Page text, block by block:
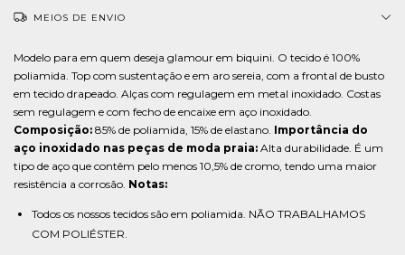
MEIOS DE ENVIO
Modelo para em quem deseja glamour em biquini. O tecido é 100%
poliamida. Top com sustentação e em aro sereia, com a frontal de busto
em tecido drapeado. Alças com regulagem em metal inoxidado. Costas
sem regulagem e com fecho de encaixe em aço inoxidado.
Composição: 85% de poliamida, 15% de elastano. Importância do
aço inoxidado nas peças de moda praia: Alta durabilidade. É um
tipo de aço que contêm pelo menos 10,5% de cromo, tendo uma maior
resistência a corrosão. Notas:
Todos os nossos tecidos são em poliamida. NÃO TRABALHAMOS
COM POLIÉSTER.